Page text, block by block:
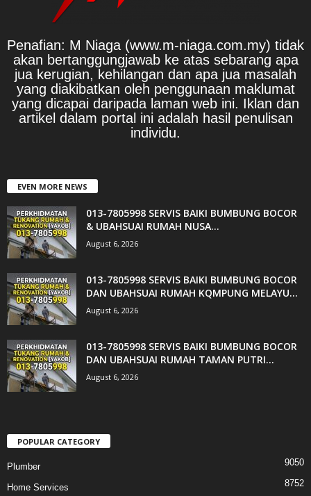
Penafian: M Niaga (www.m-niaga.com.my) tidak
akan bertanggungjawab ke atas sebarang apa
jua kerugian, kehilangan dan apa jua masalah
yang diakibatkan oleh penggunaan maklumat
yang dicapai daripada laman web ini. Iklan dan
artikel dalam portal ini adalah hasil penulisan
individu.
EVEN MORE NEWS
013-7805998 SERVIS BAIKI BUMBUNG BOCOR
& UBAHSUAI RUMAH NUSA...
August 6, 2026
013-7805998 SERVIS BAIKI BUMBUNG BOCOR
DAN UBAHSUAI RUMAH KQMPUNG MELAYU...
August 6, 2026
013-7805998 SERVIS BAIKI BUMBUNG BOCOR
DAN UBAHSUAI RUMAH TAMAN PUTRI...
August 6, 2026
POPULAR CATEGORY
Plumber 9050
Home Services 8752